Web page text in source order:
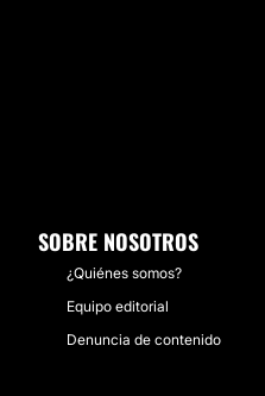
SOBRE NOSOTROS
¿Quiénes somos?
Equipo editorial
Denuncia de contenido